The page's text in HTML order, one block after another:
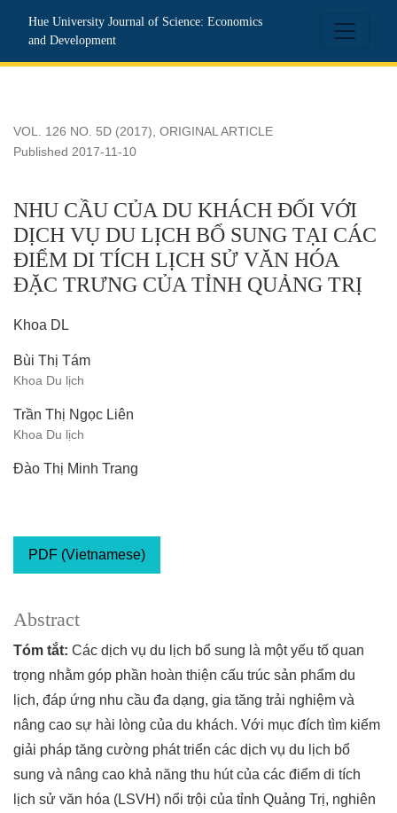
Hue University Journal of Science: Economics
and Development
VOL. 126 NO. 5D (2017), ORIGINAL ARTICLE
NHU CẦU CỦA DU KHÁCH ĐỐI VỚI
DỊCH VỤ DU LỊCH BỔ SUNG TẠI CÁC
ĐIỂM DI TÍCH LỊCH SỬ VĂN HÓA
ĐẶC TRƯNG CỦA TỈNH QUẢNG TRỊ
Published 2017-11-10
Khoa DL
Bùi Thị Tám
Khoa Du lịch
Trần Thị Ngọc Liên
Khoa Du lịch
Đào Thị Minh Trang
PDF (Vietnamese)
Abstract
Tóm tắt: Các dịch vụ du lịch bổ sung là một yếu tố quan
trọng nhằm góp phần hoàn thiện cấu trúc sản phẩm du
lịch, đáp ứng nhu cầu đa dạng, gia tăng trải nghiệm và
nâng cao sự hài lòng của du khách. Với mục đích tìm kiếm
giải pháp tăng cường phát triển các dịch vụ du lịch bổ
sung và nâng cao khả năng thu hút của các điểm di tích
lịch sử văn hóa (LSVH) nổi trội của tỉnh Quảng Trị, nghiên